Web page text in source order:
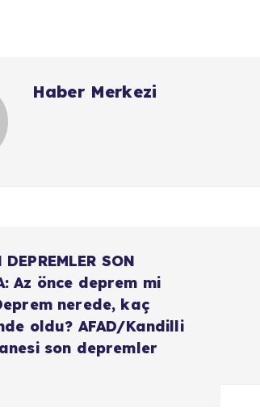
Haber Merkezi
DEPREMLER SON
Az önce deprem mi
nerede, kaç
oldu? AFAD/Kandilli
son depremler